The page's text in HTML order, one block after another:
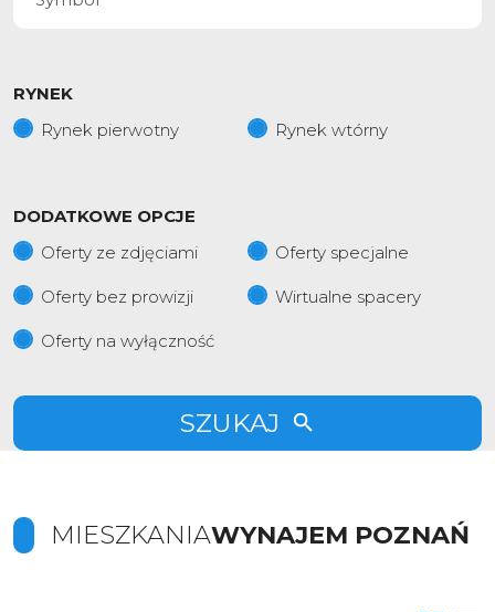
RYNEK
Rynek pierwotny
Rynek wtórny
DODATKOWE OPCJE
Oferty ze zdjęciami
Oferty specjalne
Oferty bez prowizji Wirtualne spacery
Oferty na wyłączność
SZUKAJ
MIESZKANIAWYNAJEM POZNAŃ